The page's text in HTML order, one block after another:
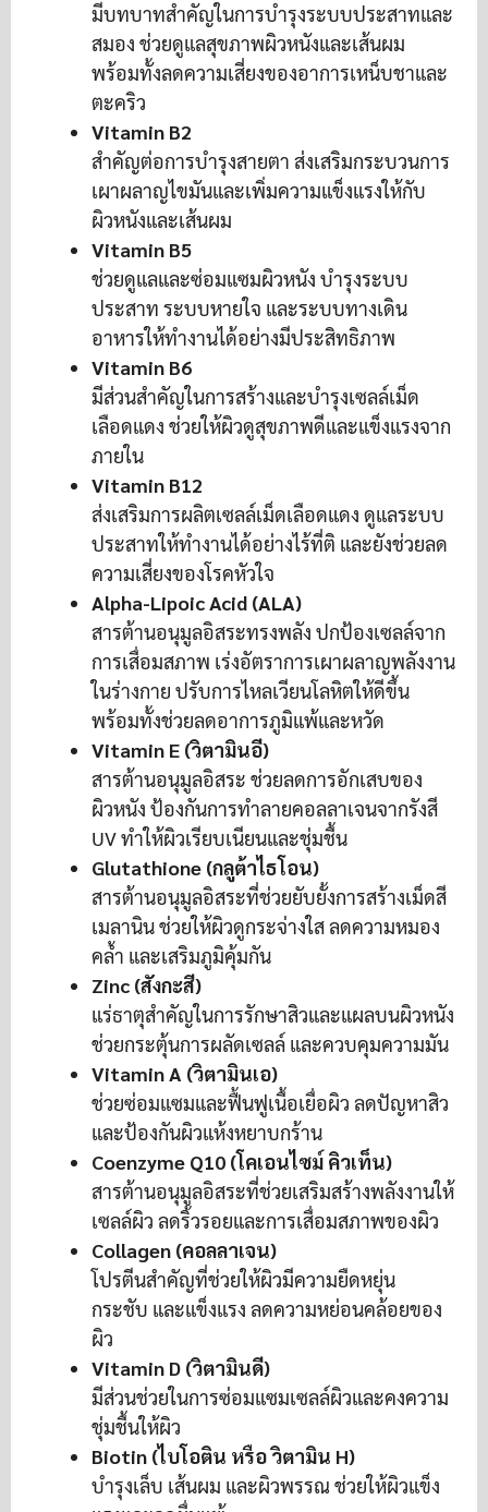
มีบทบาทสำคัญในการบำรุงระบบประสาทและ
สมอง ช่วยดูแลสุขภาพผิวหนังและเส้นผม
พร้อมทั้งลดความเสี่ยงของอาการเหน็บชาและ
ตะคริว
Vitamin B2
สำคัญต่อการบำรุงสายตา ส่งเสริมกระบวนการ
เผาผลาญไขมันและเพิ่มความแข็งแรงให้กับ
ผิวหนังและเส้นผม
Vitamin B5
ช่วยดูแลและซ่อมแซมผิวหนัง บำรุงระบบ
ประสาท ระบบหายใจ และระบบทางเดิน
อาหารให้ทำงานได้อย่างมีประสิทธิภาพ
Vitamin B6
มีส่วนสำคัญในการสร้างและบำรุงเซลล์เม็ด
เลือดแดง ช่วยให้ผิวดูสุขภาพดีและแข็งแรงจาก
ภายใน
Vitamin B12
ส่งเสริมการผลิตเซลล์เม็ดเลือดแดง ดูแลระบบ
ประสาทให้ทำงานได้อย่างไร้ที่ติ และยังช่วยลด
ความเสี่ยงของโรคหัวใจ
Alpha-Lipoic Acid (ALA)
สารต้านอนุมูลอิสระทรงพลัง ปกป้องเซลล์จาก
การเสื่อมสภาพ เร่งอัตราการเผาผลาญพลังงาน
ในร่างกาย ปรับการไหลเวียนโลหิตให้ดีขึ้น
พร้อมทั้งช่วยลดอาการภูมิแพ้และหวัด
Vitamin E (วิตามินอี)
สารต้านอนุมูลอิสระ ช่วยลดการอักเสบของ
ผิวหนัง ป้องกันการทำลายคอลลาเจนจากรังสี
UV ทำให้ผิวเรียบเนียนและชุ่มชื้น
Glutathione (กลูต้าไธโอน)
สารต้านอนุมูลอิสระที่ช่วยยับยั้งการสร้างเม็ดสี
เมลานิน ช่วยให้ผิวดูกระจ่างใส ลดความหมอง
คล้ำ และเสริมภูมิคุ้มกัน
Zinc (สังกะสี)
แร่ธาตุสำคัญในการรักษาสิวและแผลบนผิวหนัง
ช่วยกระตุ้นการผลัดเซลล์ และควบคุมความมัน
Vitamin A (วิตามินเอ)
ช่วยซ่อมแซมและฟื้นฟูเนื้อเยื่อผิว ลดปัญหาสิว
และป้องกันผิวแห้งหยาบกร้าน
Coenzyme Q10 (โคเอนไซม์ คิวเท็น)
สารต้านอนุมูลอิสระที่ช่วยเสริมสร้างพลังงานให้
เซลล์ผิว ลดริ้วรอยและการเสื่อมสภาพของผิว
Collagen (คอลลาเจน)
โปรตีนสำคัญที่ช่วยให้ผิวมีความยืดหยุ่น
กระชับ และแข็งแรง ลดความหย่อนคล้อยของ
ผิว
Vitamin D (วิตามินดี)
มีส่วนช่วยในการซ่อมแซมเซลล์ผิวและคงความ
ชุ่มชื้นให้ผิว
Biotin (ไบโอติน หรือ วิตามิน H)
บำรุงเล็บ เส้นผม และผิวพรรณ ช่วยให้ผิวแข็ง